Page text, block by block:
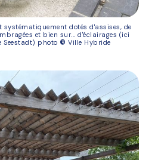
dotés d'assises, de
et bien sur... d'éclairages (ici
Seestadt) photo ©Ville Hybride